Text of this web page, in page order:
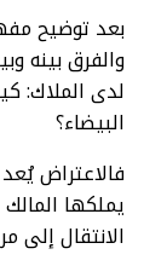
بعد توضيح
والفرق بينه
لدى الملاك:
البيضاء؟
فالاعتراض يُعد
يملكها
الانتقال إلى